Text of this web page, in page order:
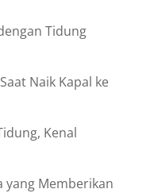
Tidung
Naik Kapal ke
Kenal
yang Memberikan